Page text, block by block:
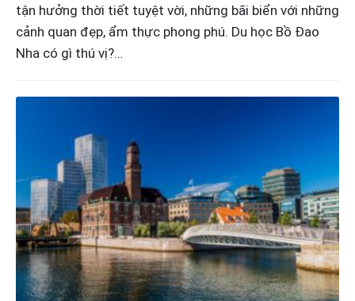
tận hưởng thời tiết tuyệt vời, những bãi biển với những
cảnh quan đẹp, ẩm thực phong phú. Du học Bồ Đao
Nha có gì thú vị?…